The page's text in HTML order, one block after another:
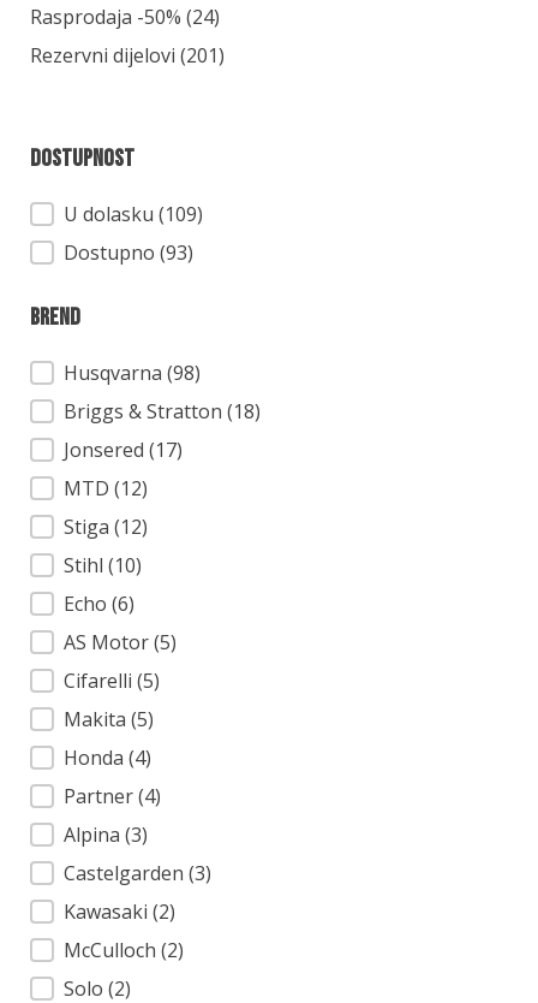
Rasprodaja -50% (24)
Rezervni dijelovi (201)
Dostupnost
Dostupnost
U dolasku (109)
Dostupno (93)
Brend
BrendHusqvarna (98)
Briggs & Stratton (18)
Jonsered (17)
MTD (12)
Stiga (12)
Stihl (10)
Echo (6)
AS Motor(5)
Cifarelli (5)
Makita (5)
Honda (4)
Partner(4)
Alpina (3)
Castelgarden (3)
Kawasaki (2)
McCulloch (2)
Solo (2)